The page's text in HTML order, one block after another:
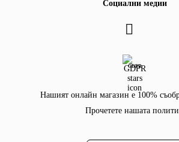
Социални медии
GDPR
Нашият онлайн магазин е 100%
Прочетете нашата